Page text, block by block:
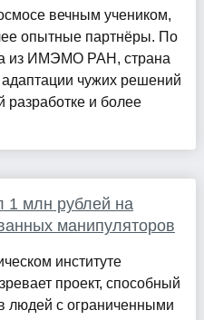
вечным учеником,
опытные партнёры. По
из ИМЭМО РАН, страна
чужих решений
разработке и более
млн рублей на
манипуляторов
институте
проект, способный
людей с ограниченными